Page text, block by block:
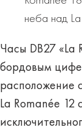
неба над
Часы DB27 «La
бордовым
расположение
La Romanée 12